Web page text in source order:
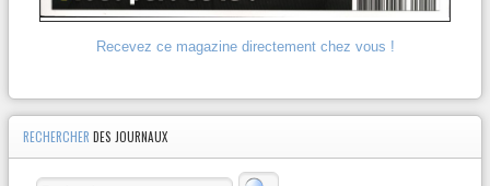
Recevez ce magazine directement chez vous !
RECHERCHER DES JOURNAUX